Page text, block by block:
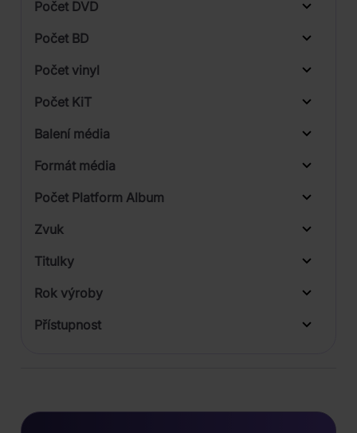
Počet DVD
Počet BD
Počet vinyl
Počet KiT
Balení média
Formát média
Počet Platform Album
Zvuk
Titulky
Rok výroby
Přístupnost